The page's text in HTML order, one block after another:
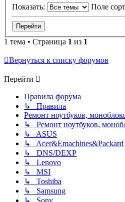
Показать: Поле
1 тема • Страница 1 из 1
Вернуться к списку форумов
Перейти
Правила форума
↳ Правила
Ремонт ноутбуков,
↳ Ремонт ноутбуков,
↳ ASUS
↳
↳ DNS/DEXP
↳ Lenovo
↳ MSI
↳ Toshiba
↳ Samsung